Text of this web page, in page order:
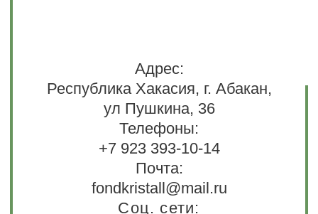
Адрес:
Республика Хакасия, г. Абакан,
ул Пушкина, 36
Телефоны:
+7 923 393-10-14
Почта:
fondkristall@mail.ru
Соц. сети: